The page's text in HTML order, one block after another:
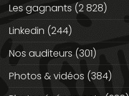
Les gagnants (2 828)
Linkedin (244)
Nos auditeurs (301)
Photos & vidéos (384)